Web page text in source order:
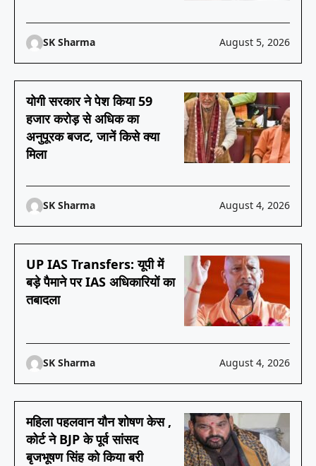
SK Sharma August 5, 2026
योगी सरकार ने पेश किया 59
हजार करोड़ से अधिक का
अनुपूरक बजट, जानें किसे क्या
मिला
SK Sharma August 4, 2026
UP IAS Transfers: यूपी में
बड़े पैमाने पर IAS अधिकारियों का
तबादला
SK Sharma August 4, 2026
महिला पहलवान यौन शोषण केस ,
कोर्ट ने BJP के पूर्व सांसद
बृजभूषण सिंह को किया बरी